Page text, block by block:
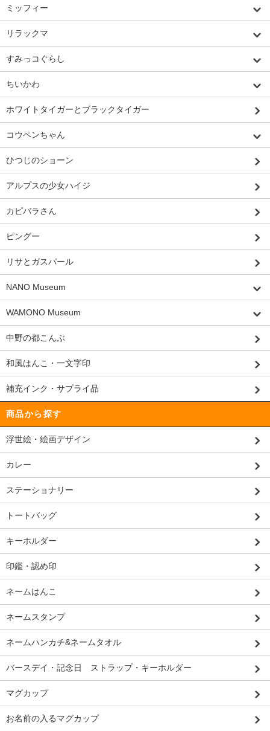
ミッフィー
リラックマ
すみっコぐらし
ちいかわ
ホワイトタイガーとブラックタイガー
コウペンちゃん
ひつじのショーン
アルプスの少女ハイジ
カピバラさん
ピングー
リサとガスパール
NANO Museum
WAMONO Museum
中野の都こんぶ
和風はんこ・一文字印
補充インク・サプライ品
商品から探す
浮世絵・絵画デザイン
カレー
ステーショナリー
トートバッグ
キーホルダー
印鑑・認め印
ネームはんこ
ネームスタンプ
ネームハンカチ&ネームタオル
バースデイ・記念日 ストラップ・キーホルダー
マグカップ
お名前の入るマグカップ